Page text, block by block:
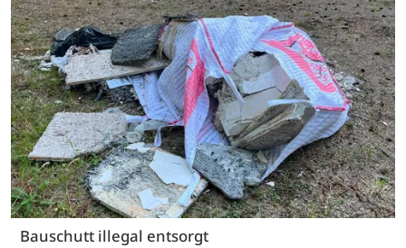
Bauschutt illegal entsorgt